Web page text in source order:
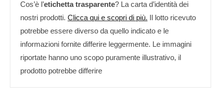
Cos’è l’etichetta trasparente? La carta d’identità dei
nostri prodotti. Clicca qui e scopri di più. Il lotto ricevuto
potrebbe essere diverso da quello indicato e le
informazioni fornite differire leggermente. Le immagini
riportate hanno uno scopo puramente illustrativo, il
prodotto potrebbe differire